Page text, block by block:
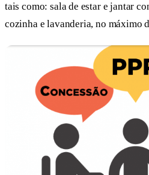
tais como: sala de estar e jantar
cozinha e lavanderia, no máximo